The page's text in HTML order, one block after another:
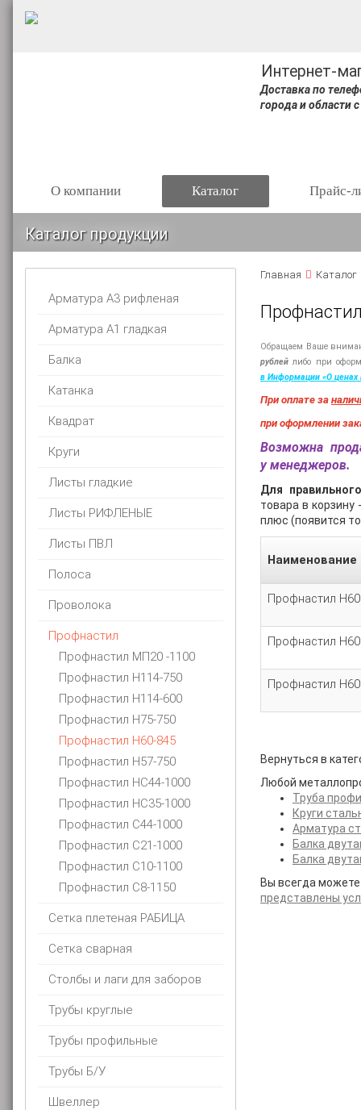
Интернет-
Доставка по
города и области
О компании Каталог Прайс-
Каталог продукции
Арматура А3 рифленая
Арматура А1 гладкая
Балка
Катанка
Квадрат
Круги
Листы гладкие
Листы РИФЛЕНЫЕ
Листы ПВЛ
Полоса
Проволока
Профнастил
Профнастил МП20 -1100
Профнастил Н114-750
Профнастил Н114-600
Профнастил Н75-750
Профнастил Н60-845
Профнастил Н57-750
Профнастил НС44-1000
Профнастил НС35-1000
Профнастил С44-1000
Профнастил С21-1000
Профнастил С10-1100
Профнастил С8-1150
Сетка плетеная РАБИЦА
Сетка сварная
Столбы и лаги для заборов
Трубы круглые
Трубы профильные
Трубы Б/У
Швеллер
Главная Каталог
Обращаем Ваше
рублей либо при
в Информации «О ценах
При оплате за
при оформлении
Возможна
у менеджеров.
Для
товара в
плюс (появится
Наименование
Профнастил Н60
Профнастил Н60
Профнастил Н60
Вернуться в
Любой
Труба
Круги
Арматура
Балка
Балка
Вы всегда
представлены